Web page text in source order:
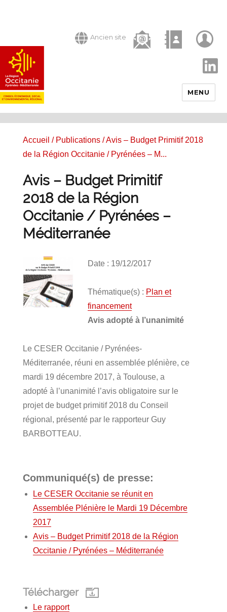
Ancien site
MENU
Accueil / Publications/ Avis – Budget Primitif 2018
de la Région Occitanie / Pyrénées – M...
Avis – Budget Primitif
2018 de la Région
Occitanie / Pyrénées –
Méditerranée
Date : 19/12/2017
Thématique(s) : Plan et
financement
Avis adopté à l’unanimité
Le CESER Occitanie / Pyrénées-
Méditerranée, réuni en assemblée plénière, ce
mardi 19 décembre 2017, à Toulouse, a
adopté à l’unanimité l’avis obligatoire sur le
projet de budget primitif 2018 du Conseil
régional, présenté par le rapporteur Guy
BARBOTTEAU.
Communiqué(s) de presse:
Le CESER Occitanie se réunit en
Assemblée Plénière le Mardi 19 Décembre
2017
Avis – Budget Primitif 2018 de la Région
Occitanie / Pyrénées – Méditerranée
Télécharger
Le rapport